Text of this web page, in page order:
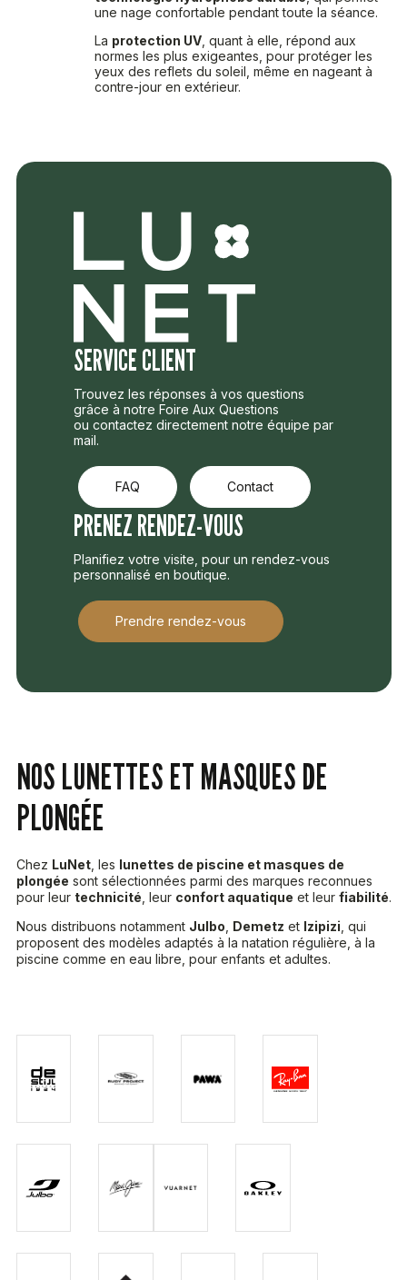
une nage confortable pendant toute la séance.
La protection UV, quant à elle, répond aux
normes les plus exigeantes, pour protéger les
yeux des reflets du soleil, même en nageant à
contre-jour en extérieur.
SERVICE CLIENT
Trouvez les réponses à vos questions
grâce à notre Foire Aux Questions
ou contactez directement notre équipe par
mail.
FAQ Contact
PRENEZ RENDEZ-VOUS
Planifiez votre visite, pour un rendez-vous
personnalisé en boutique.
Prendre rendez-vous
NOS LUNETTES ET MASQUES DE
PLONGÉE
Chez LuNet, les lunettes de piscine et masques de
plongée sont sélectionnées parmi des marques reconnues
pour leur technicité, leur confort aquatique et leur fiabilité.
Nous distribuons notamment Julbo, Demetz et Izipizi, qui
proposent des modèles adaptés à la natation régulière, à la
piscine comme en eau libre, pour enfants et adultes.